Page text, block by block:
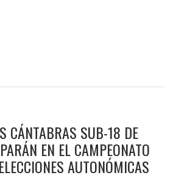
CÁNTABRAS SUB-18 DE
EN EL CAMPEONATO
AUTONÓMICAS